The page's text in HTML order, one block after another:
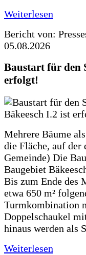
Weiterlesen
Bericht von:
05.08.2026
Baustart für den
erfolgt!
Mehrere Bäume
die Fläche, auf
Gemeinde) Die
Baugebiet
Bis zum Ende des
etwa 650 m²
Turmkombination
Doppelschaukel
hinaus werden als
Weiterlesen